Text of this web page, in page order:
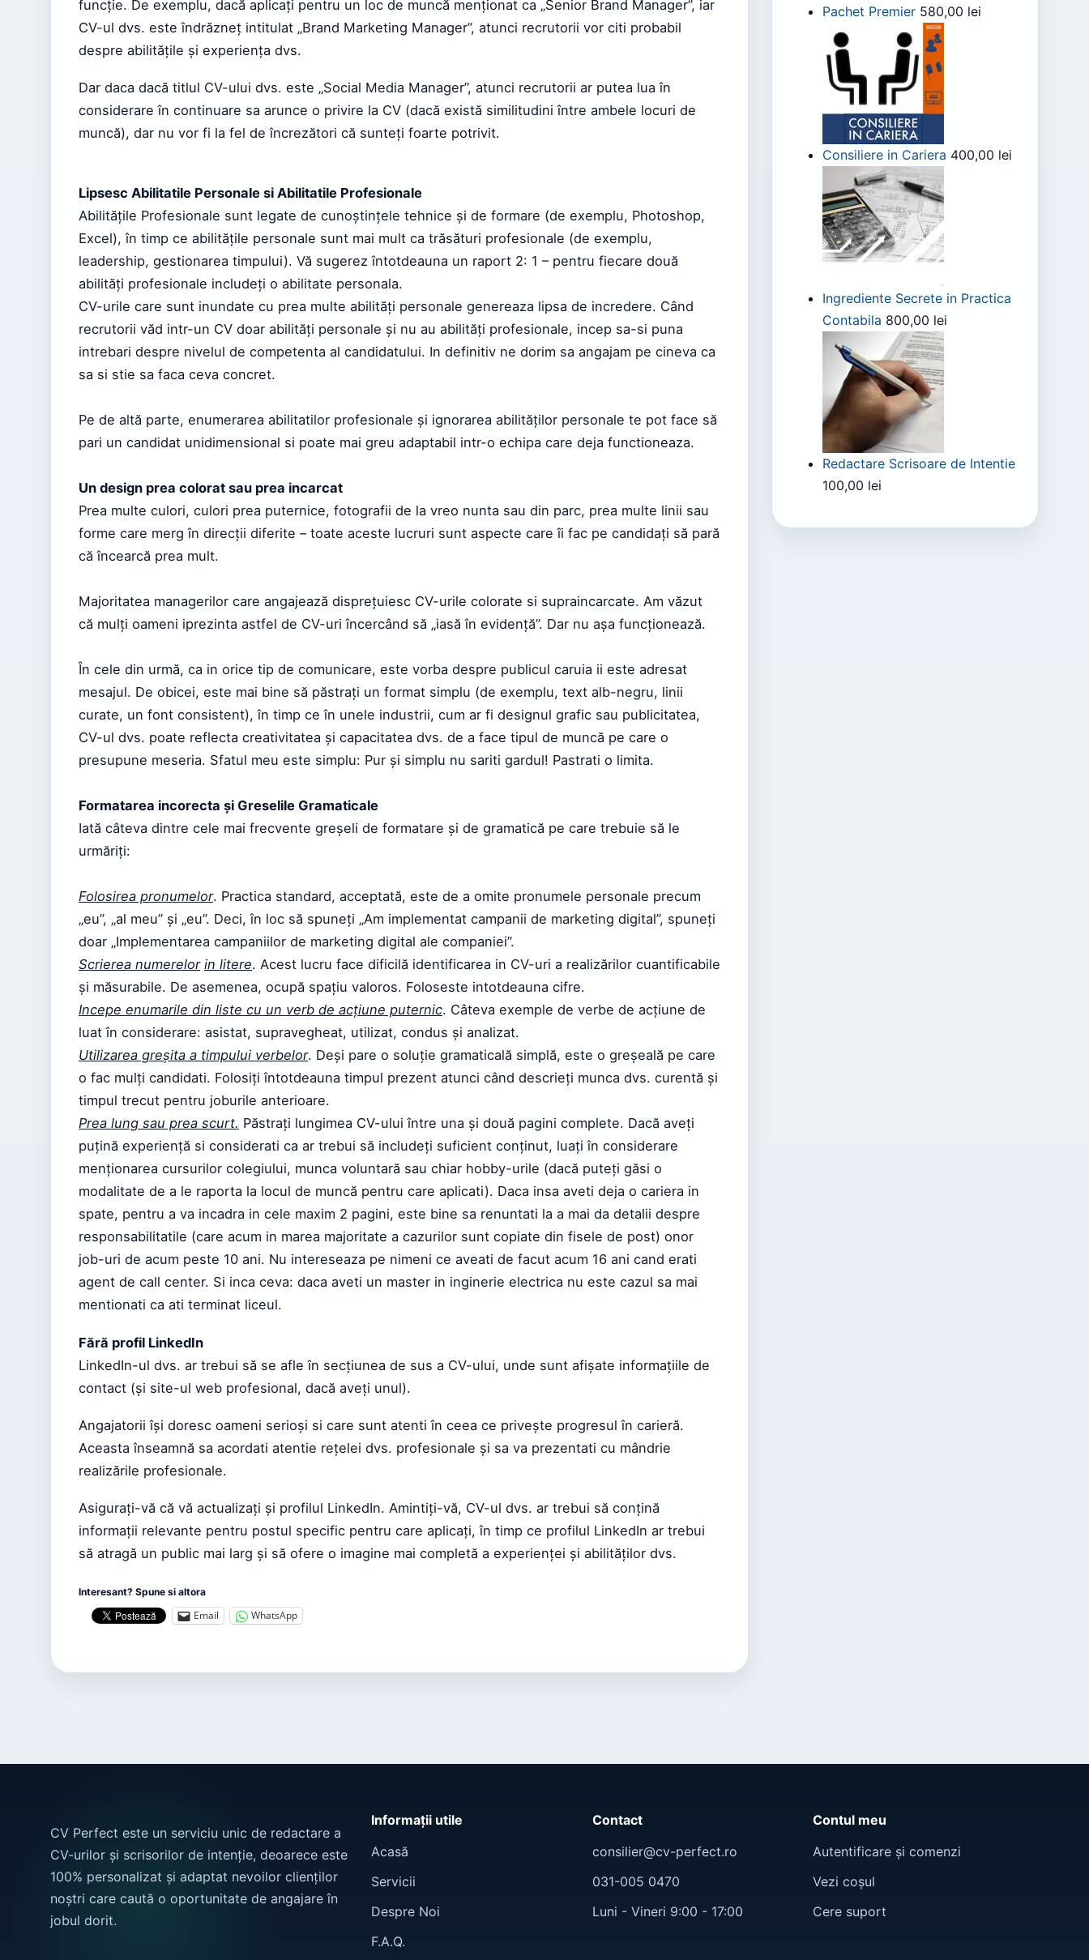
funcție. De exemplu, dacă aplicați pentru un loc de muncă menționat ca „Senior Brand Manager”, iar
CV-ul dvs. este îndrăzneț intitulat „Brand Marketing Manager”, atunci recrutorii vor citi probabil
despre abilitățile și experiența dvs.
Dar daca dacă titlul CV-ului dvs. este „Social Media Manager”, atunci recrutorii ar putea lua în
considerare în continuare sa arunce o privire la CV (dacă există similitudini între ambele locuri de
muncă), dar nu vor fi la fel de încrezători că sunteți foarte potrivit.
Lipsesc Abilitatile Personale si Abilitatile Profesionale
Abilitățile Profesionale sunt legate de cunoștințele tehnice și de formare (de exemplu, Photoshop,
Excel), în timp ce abilitățile personale sunt mai mult ca trăsături profesionale (de exemplu,
leadership, gestionarea timpului). Vă sugerez întotdeauna un raport 2: 1 – pentru fiecare două
abilități profesionale includeți o abilitate personala.
CV-urile care sunt inundate cu prea multe abilități personale genereaza lipsa de incredere. Când
recrutorii văd intr-un CV doar abilități personale și nu au abilități profesionale, incep sa-si puna
intrebari despre nivelul de competenta al candidatului. In definitiv ne dorim sa angajam pe cineva ca
sa si stie sa faca ceva concret.
Pe de altă parte, enumerarea abilitatilor profesionale și ignorarea abilităților personale te pot face să
pari un candidat unidimensional si poate mai greu adaptabil intr-o echipa care deja functioneaza.
Un design prea colorat sau prea incarcat
Prea multe culori, culori prea puternice, fotografii de la vreo nunta sau din parc, prea multe linii sau
forme care merg în direcții diferite – toate aceste lucruri sunt aspecte care îi fac pe candidați să pară
că încearcă prea mult.
Majoritatea managerilor care angajează disprețuiesc CV-urile colorate si supraincarcate. Am văzut
că mulți oameni iprezinta astfel de CV-uri încercând să „iasă în evidență”. Dar nu așa funcționează.
În cele din urmă, ca in orice tip de comunicare, este vorba despre publicul caruia ii este adresat
mesajul. De obicei, este mai bine să păstrați un format simplu (de exemplu, text alb-negru, linii
curate, un font consistent), în timp ce în unele industrii, cum ar fi designul grafic sau publicitatea,
CV-ul dvs. poate reflecta creativitatea și capacitatea dvs. de a face tipul de muncă pe care o
presupune meseria. Sfatul meu este simplu: Pur și simplu nu sariti gardul! Pastrati o limita.
Formatarea incorecta și Greselile Gramaticale
Iată câteva dintre cele mai frecvente greșeli de formatare și de gramatică pe care trebuie să le
urmăriți:
Folosirea pronumelor. Practica standard, acceptată, este de a omite pronumele personale precum
„eu”, „al meu” și „eu”. Deci, în loc să spuneți „Am implementat campanii de marketing digital”, spuneți
doar „Implementarea campaniilor de marketing digital ale companiei”.
Scrierea numerelor in litere. Acest lucru face dificilă identificarea in CV-uri a realizărilor cuantificabile
și măsurabile. De asemenea, ocupă spațiu valoros. Foloseste intotdeauna cifre.
Incepe enumarile din liste cu un verb de acțiune puternic. Câteva exemple de verbe de acțiune de
luat în considerare: asistat, supravegheat, utilizat, condus și analizat.
Utilizarea greșita a timpului verbelor. Deși pare o soluție gramaticală simplă, este o greșeală pe care
o fac mulți candidati. Folosiți întotdeauna timpul prezent atunci când descrieți munca dvs. curentă și
timpul trecut pentru joburile anterioare.
Prea lung sau prea scurt. Păstrați lungimea CV-ului între una și două pagini complete. Dacă aveți
puțină experiență si considerati ca ar trebui să includeți suficient conținut, luați în considerare
menționarea cursurilor colegiului, munca voluntară sau chiar hobby-urile (dacă puteți găsi o
modalitate de a le raporta la locul de muncă pentru care aplicati). Daca insa aveti deja o cariera in
spate, pentru a va incadra in cele maxim 2 pagini, este bine sa renuntati la a mai da detalii despre
responsabilitatile (care acum in marea majoritate a cazurilor sunt copiate din fisele de post) onor
job-uri de acum peste 10 ani. Nu intereseaza pe nimeni ce aveati de facut acum 16 ani cand erati
agent de call center. Si inca ceva: daca aveti un master in inginerie electrica nu este cazul sa mai
mentionati ca ati terminat liceul.
Fără profil LinkedIn
LinkedIn-ul dvs. ar trebui să se afle în secțiunea de sus a CV-ului, unde sunt afișate informațiile de
contact (și site-ul web profesional, dacă aveți unul).
Angajatorii își doresc oameni serioși si care sunt atenti în ceea ce privește progresul în carieră.
Aceasta înseamnă sa acordati atentie rețelei dvs. profesionale și sa va prezentati cu mândrie
realizările profesionale.
Asigurați-vă că vă actualizați și profilul LinkedIn. Amintiți-vă, CV-ul dvs. ar trebui să conțină
informații relevante pentru postul specific pentru care aplicați, în timp ce profilul LinkedIn ar trebui
să atragă un public mai larg și să ofere o imagine mai completă a experienței și abilităților dvs.
Interesant? Spune si altora
Email WhatsApp
Pachet Premier 580,00 lei
Consiliere in Cariera 400,00 lei
Ingrediente Secrete in Practica
Contabila 800,00 lei
Redactare Scrisoare de Intentie
100,00 lei
CV Perfect este un serviciu unic de redactare a
CV-urilor și scrisorilor de intenție, deoarece este
100% personalizat și adaptat nevoilor clienților
noștri care caută o oportunitate de angajare în
jobul dorit.
Informații utile
Acasă
Servicii
Despre Noi
F.A.Q.
Contact
consilier@cv-perfect.ro
031-005 0470
Luni - Vineri 9:00 - 17:00
Contul meu
Autentificare și comenzi
Vezi coșul
Cere suport